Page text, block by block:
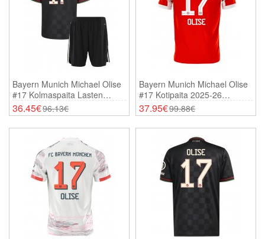
Bayern Munich Michael Olise
#17 Kolmaspaita Lasten
2025-26 Lyhythihainen (+
Shortsit)
36.45€96.13€
Bayern Munich Michael Olise
#17 Kotipaita 2025-26
Lyhythihainen
37.95€99.88€